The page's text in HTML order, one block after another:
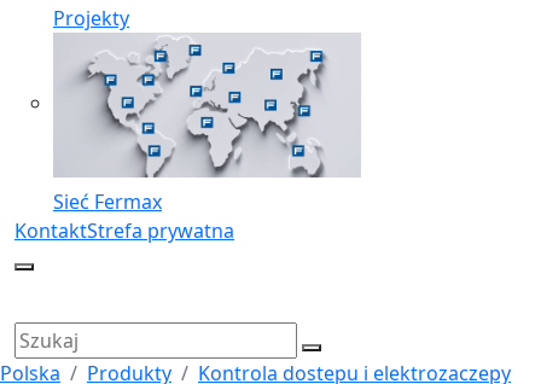
Projekty
Sieć Fermax
KontaktStrefa prywatna
Polska Produkty Kontrola dostepu i elektrozaczepy